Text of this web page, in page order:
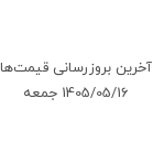
آخرین بروز‌رسانی قیمت‌ها
1405/05/16 جمعه